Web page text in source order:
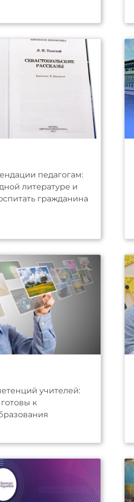
педагогам:
литературе и
гражданина
учителей:
к